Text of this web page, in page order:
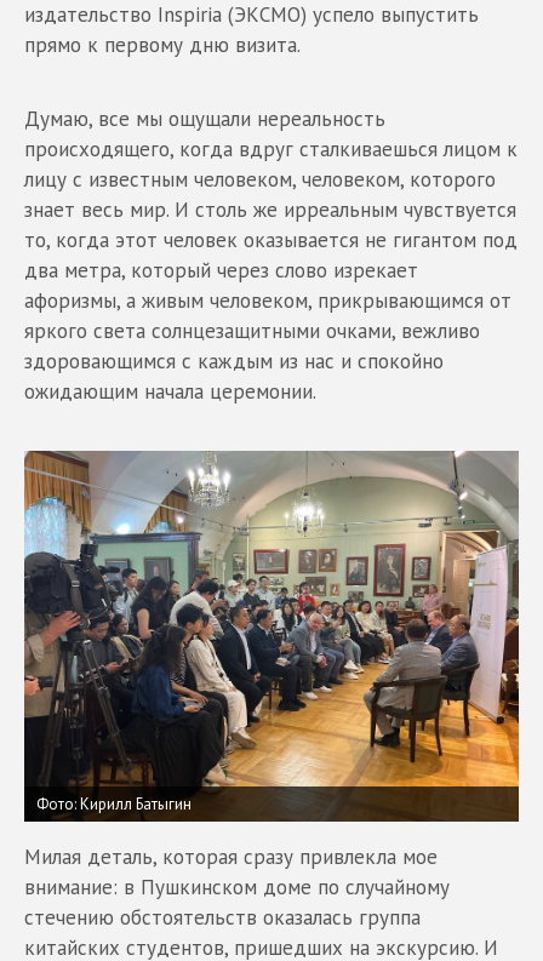
издательство Inspiria (ЭКСМО) успело выпустить
прямо к первому дню визита.
Думаю, все мы ощущали нереальность
происходящего, когда вдруг сталкиваешься лицом к
лицу с известным человеком, человеком, которого
знает весь мир. И столь же ирреальным чувствуется
то, когда этот человек оказывается не гигантом под
два метра, который через слово изрекает
афоризмы, а живым человеком, прикрывающимся от
яркого света солнцезащитными очками, вежливо
здоровающимся с каждым из нас и спокойно
ожидающим начала церемонии.
Фото: Кирилл Батыгин
Милая деталь, которая сразу привлекла мое
внимание: в Пушкинском доме по случайному
стечению обстоятельств оказалась группа
китайских студентов, пришедших на экскурсию. И